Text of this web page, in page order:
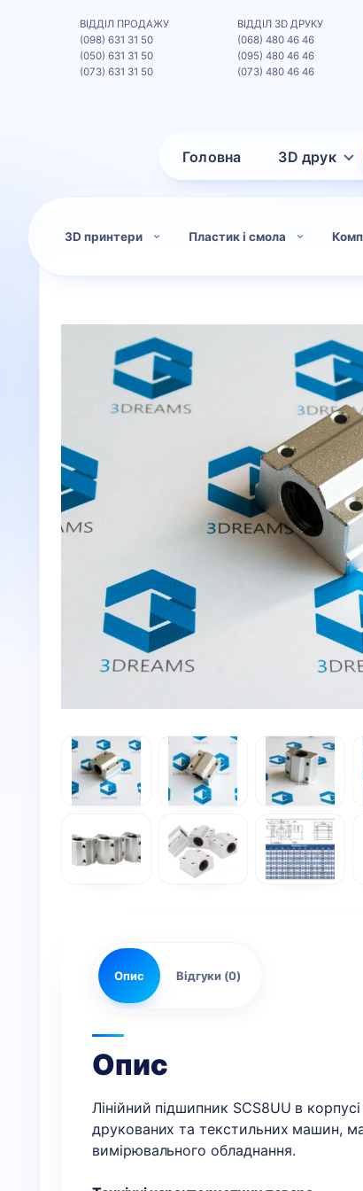
Головна 3D друк
ВІДДІЛ ПРОДАЖУ
(098) 631 31 50
(050) 631 31 50
(073) 631 31 50
ВІДДІЛ 3D ДРУКУ
(068) 480 46 46
(095) 480 46 46
(073) 480 46 46
3D принтери Пластик і смола
Опис Відгуки (0)
Опис
Лінійний підшипник SCS8UU в
друкованих та текстильних машин,
вимірювального обладнання.